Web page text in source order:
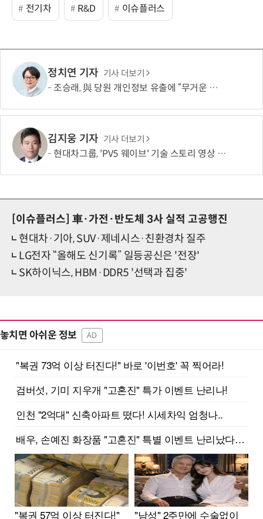
전기차 R&D 이슈플러스
정치연 기자 기사 더보기
조승래, 與 당원 개인정보 유출에 “무거운 책임 통감…쇄신 협조할 것”
김지웅 기자 기사 더보기
현대차그룹, 'PV5 웨이브' 기술 스토리 영상 조회수 1000만뷰 돌파
[이슈플러스] 車·가전·반도체 3사 실적 고공행진
현대차·기아, SUV·제네시스·친환경차 질주
LG전자 “올해도 신기록” 일등공신은 '전장'
SK하이닉스, HBM·DDR5 '선택과 집중'
놓치면 아쉬운 정보 AD